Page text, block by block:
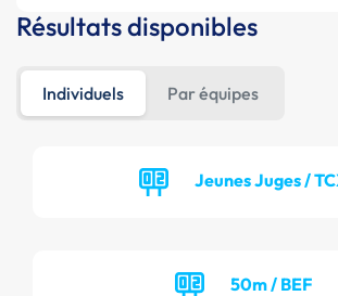
Résultats disponibles
Individuels Par équipes
Jeunes Juges /
50m / BEF